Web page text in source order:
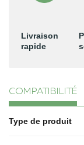
Livraison
rapide
COMPATIBILITÉ
Type de produit